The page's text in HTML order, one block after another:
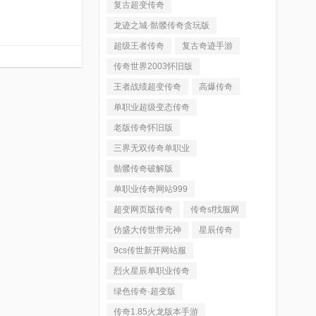
复古超变传奇
龙迹之城·骷髅传奇贪玩版
超级王者传奇 复古奇迹手游
传奇世界2003怀旧版
王者战绩超变传奇 高爆传奇
单职业超级变态传奇
老版传奇怀旧版
三界无双传奇单职业
骷髅传奇破解版
单职业传奇网站999
超变网页版传奇 传奇sf找服网
仿盛大传世带元神 星辰传奇
9cs传世新开网站服
烈火星辰单职业传奇
绿色传奇·超变版
传奇1.85火龙版本手游